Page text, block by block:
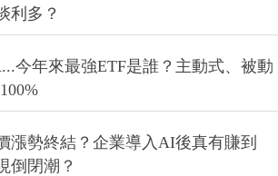
利多？
今年來最強ETF是誰？主動式、被動
漲勢終結？企業導入AI後真有賺到
倒閉潮？